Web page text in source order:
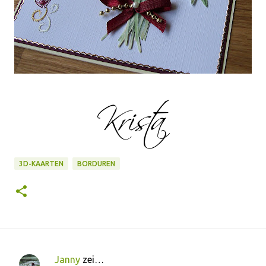
3D-KAARTEN BORDUREN
Janny zei…